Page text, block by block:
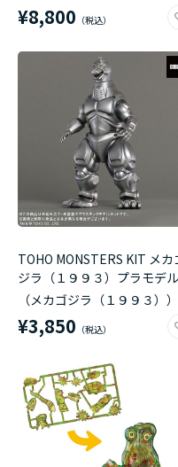
¥8,800
TOHO MONSTERS KIT メカ
ジラ（１９９３）プラモデル
（メカゴジラ（１９９３））
¥3,850